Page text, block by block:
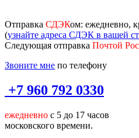
Отправка СДЭКом: ежедневно,
(узнайте адреса СДЭК в вашей
Следующая отправка Почтой
Звоните мне по телефону
+7 960 792 0330
ежедневно с 5 до 17 часов
московского времени.